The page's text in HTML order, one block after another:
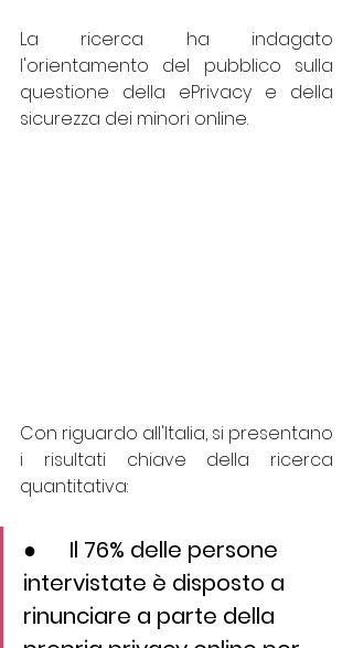
La ricerca ha indagato
l'orientamento del pubblico sulla
questione della ePrivacy e della
sicurezza dei minori online.
Con riguardo all'Italia, si presentano
i risultati chiave della ricerca
quantitativa:
●      Il 76% delle persone
intervistate è disposto a
rinunciare a parte della